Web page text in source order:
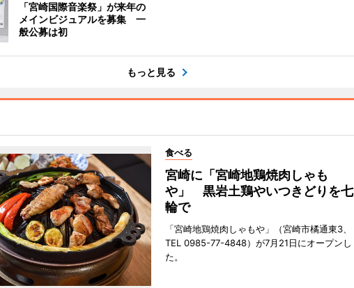
「宮崎国際音楽祭」が来年の
メインビジュアルを募集 一
般公募は初
もっと見る
食べる
宮崎に「宮崎地鶏焼肉しゃも
や」 黒岩土鶏やいつきどりを七
輪で
「宮崎地鶏焼肉しゃもや」（宮崎市橘通東3、
TEL 0985-77-4848）が7月21日にオープンし
た。